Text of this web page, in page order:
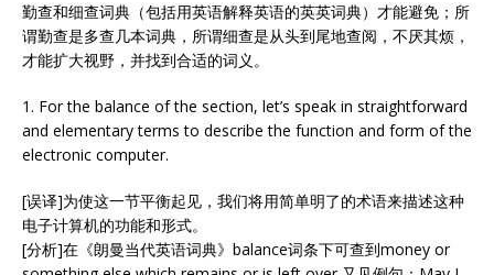
勤查和细查词典（包括用英语解释英语的英英词典）才能避免；所
谓勤查是多查几本词典，所谓细查是从头到尾地查阅，不厌其烦，
才能扩大视野，并找到合适的词义。
1. For the balance of the section, let’s speak in straightforward
and elementary terms to describe the function and form of the
electronic computer.
[误译]为使这一节平衡起见，我们将用简单明了的术语来描述这种
电子计算机的功能和形式。
[分析]在《朗曼当代英语词典》balance词条下可查到money or